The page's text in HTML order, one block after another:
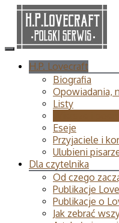
H.P. Lovecraft
Biografia
Opowiadania,
Listy
Eseje
Przyjaciele i
Ulubieni
Dla czytelnika
Od czego
Publikacje
Publikacje o
Jak zebrać